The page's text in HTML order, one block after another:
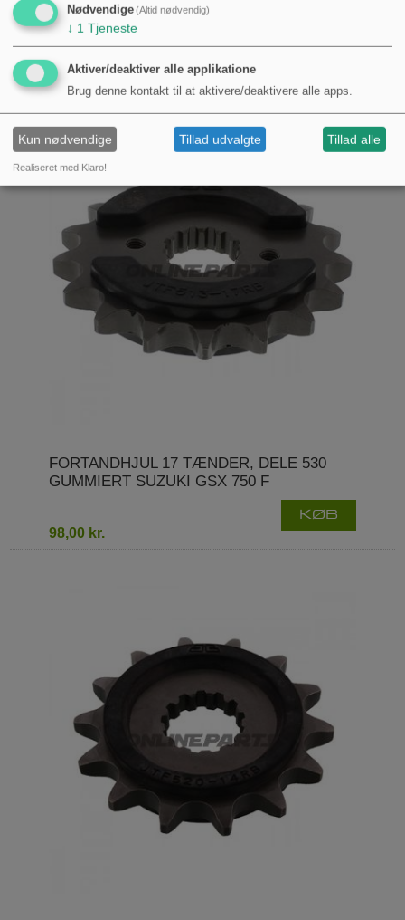
1000 RR
255,00 kr.
KØB
FORTANDHJUL 17 TÆNDER, DELE 530
GUMMIERT SUZUKI GSX 750 F
98,00 kr.
KØB
Nødvendige(Altid nødvendig)
↓ 1 Tjeneste
Aktiver/deaktiver alle applikatione
Brug denne kontakt til at aktivere/deaktivere alle apps.
Kun nødvendige Tillad udvalgte Tillad alle
Realiseret med Klaro!